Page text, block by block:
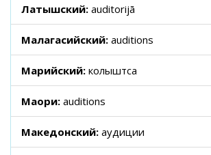
Латышский: auditorijā
Малагасийский: auditions
Марийский: колыштса
Маори: auditions
Македонский: аудиции